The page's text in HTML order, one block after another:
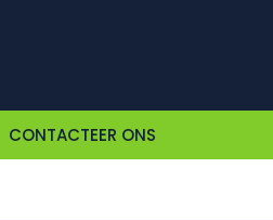
CONTACTEER ONS